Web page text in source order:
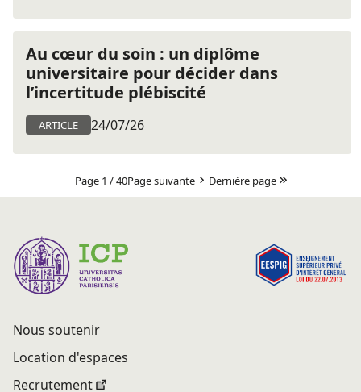
Au cœur du soin : un diplôme
universitaire pour décider dans
l’incertitude plébiscité
ARTICLE 24/07/26
Page 1 / 40Page suivante Dernière page
Nous soutenir
Location d'espaces
Recrutement